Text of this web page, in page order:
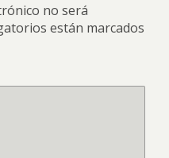
no será
están marcados